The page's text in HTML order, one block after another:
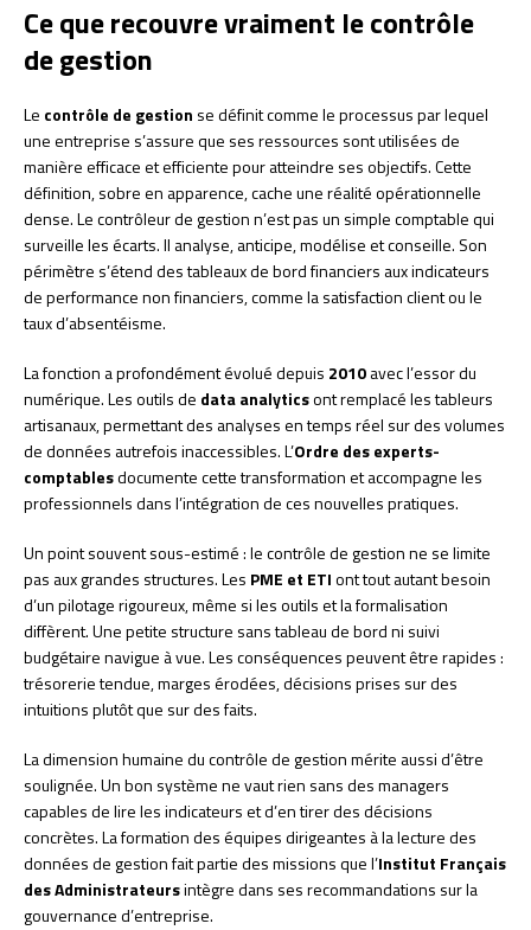
Ce que recouvre vraiment le contrôle
de gestion
Le contrôle de gestion se définit comme le processus par lequel
une entreprise s’assure que ses ressources sont utilisées de
manière efficace et efficiente pour atteindre ses objectifs. Cette
définition, sobre en apparence, cache une réalité opérationnelle
dense. Le contrôleur de gestion n’est pas un simple comptable qui
surveille les écarts. Il analyse, anticipe, modélise et conseille. Son
périmètre s’étend des tableaux de bord financiers aux indicateurs
de performance non financiers, comme la satisfaction client ou le
taux d’absentéisme.
La fonction a profondément évolué depuis 2010avec l’essor du
numérique. Les outils de data analyticsont remplacé les tableurs
artisanaux, permettant des analyses en temps réel sur des volumes
de données autrefois inaccessibles. L’Ordre des experts-
comptablesdocumente cette transformation et accompagne les
professionnels dans l’intégration de ces nouvelles pratiques.
Un point souvent sous-estimé : le contrôle de gestion ne se limite
pas aux grandes structures. Les PME et ETIont tout autant besoin
d’un pilotage rigoureux, même si les outils et la formalisation
diffèrent. Une petite structure sans tableau de bord ni suivi
budgétaire navigue à vue. Les conséquences peuvent être rapides :
trésorerie tendue, marges érodées, décisions prises sur des
intuitions plutôt que sur des faits.
La dimension humaine du contrôle de gestion mérite aussi d’être
soulignée. Un bon système ne vaut rien sans des managers
capables de lire les indicateurs et d’en tirer des décisions
concrètes. La formation des équipes dirigeantes à la lecture des
données de gestion fait partie des missions que l’Institut Français
des Administrateursintègre dans ses recommandations sur la
gouvernance d’entreprise.